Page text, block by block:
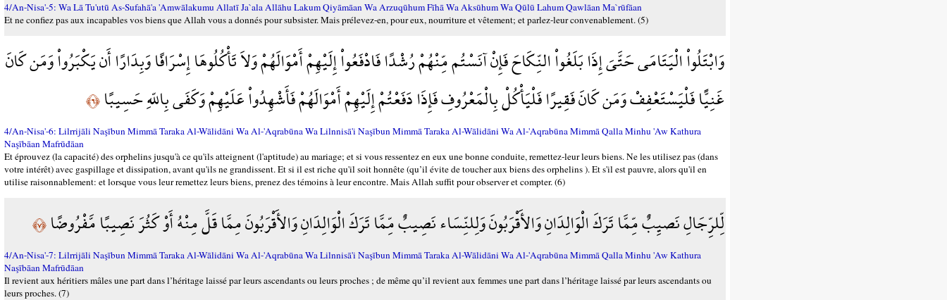
4/An-Nisa'-5: Wa Lā Tu'utū As-Sufahā'a 'Amwālakumu Allatī Ja`ala Allāhu Lakum Qiyāmāan Wa Arzuqūhum Fīhā Wa Aksūhum Wa Qūlū Lahum Qawlāan Ma`rūfāan
Et ne confiez pas aux incapables vos biens que Allah vous a donnés pour subsister. Mais prélevez-en, pour eux, nourriture et vêtement; et parlez-leur convenablement. (5)
وَابْتَلُواْ الْيَتَامَى حَتَّىَ إِذَا بَلَغُواْ النِّكَاحَ فَإِنْ آنَسْتُم مِّنْهُمْ رُشْدًا فَادْفَعُواْ إِلَيْهِمْ أَمْوَالَهُمْ وَلاَ تَأْكُلُوهَا إِسْرَافًا وَبِدَارًا أَن يَكْبَرُواْ وَمَن كَانَ
غَنِيًّا فَلْيَسْتَعْفِفْ وَمَن كَانَ فَقِيرًا فَلْيَأْكُلْ بِالْمَعْرُوفِ فَإِذَا دَفَعْتُمْ إِلَيْهِمْ أَمْوَالَهُمْ فَأَشْهِدُواْ عَلَيْهِمْ وَكَفَى بِاللّهِ حَسِيبًا﴿٦﴾
4/An-Nisa'-6: Lilrrijāli Naşībun Mimmā Taraka Al-Wālidāni Wa Al-'Aqrabūna Wa Lilnnisā'i Naşībun Mimmā Taraka Al-Wālidāni Wa Al-'Aqrabūna Mimmā Qalla Minhu 'Aw Kathura
Naşībāan Mafrūđāan
Et éprouvez (la capacité) des orphelins jusqu'à ce qu'ils atteignent (l'aptitude) au mariage; et si vous ressentez en eux une bonne conduite, remettez-leur leurs biens. Ne les utilisez pas (dans
votre intérêt) avec gaspillage et dissipation, avant qu'ils ne grandissent. Et si il est riche qu'il soit honnête (qu’il évite de toucher aux biens des orphelins ). Et s'il est pauvre, alors qu'il en
utilise raisonnablement: et lorsque vous leur remettez leurs biens, prenez des témoins à leur encontre. Mais Allah suffit pour observer et compter. (6)
لِّلرِّجَالِ نَصيِبٌ مِّمَّا تَرَكَ الْوَالِدَانِ وَالأَقْرَبُونَ وَلِلنِّسَاء نَصِيبٌ مِّمَّا تَرَكَ الْوَالِدَانِ وَالأَقْرَبُونَ مِمَّا قَلَّ مِنْهُ أَوْ كَثُرَ نَصِيبًا مَّفْرُوضًا﴿٧﴾
4/An-Nisa'-7: Lilrrijāli Naşībun Mimmā Taraka Al-Wālidāni Wa Al-'Aqrabūna Wa Lilnnisā'i Naşībun Mimmā Taraka Al-Wālidāni Wa Al-'Aqrabūna Mimmā Qalla Minhu 'Aw Kathura
Naşībāan Mafrūđāan
Il revient aux héritiers mâles une part dans l’héritage laissé par leurs ascendants ou leurs proches ; de même qu’il revient aux femmes une part dans l’héritage laissé par leurs ascendants ou
leurs proches. (7)